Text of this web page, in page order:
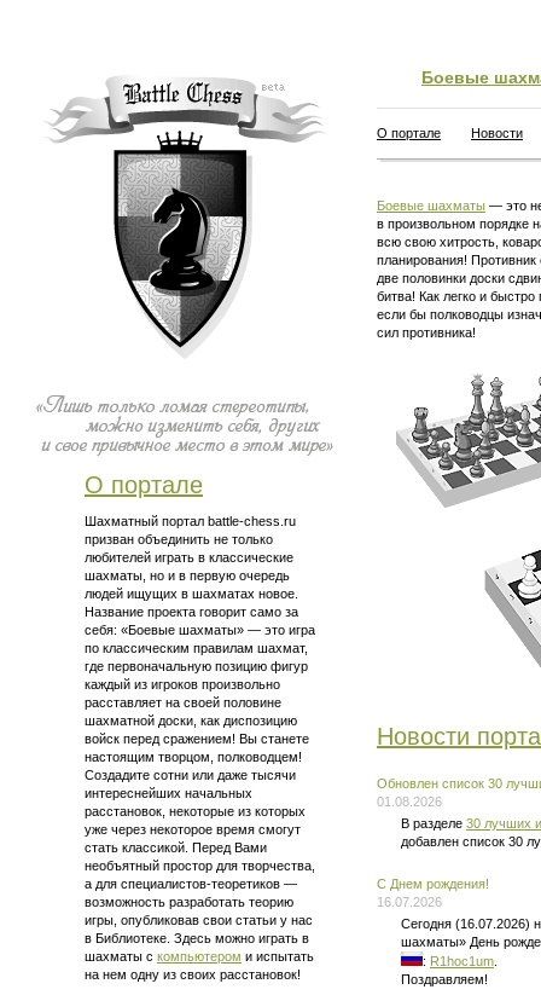
О портале
Шахматный портал battle-chess.ru
призван объединить не только
любителей играть в классические
шахматы, но и в первую очередь
людей ищущих в шахматах новое.
Название проекта говорит само за
себя: «Боевые шахматы» — это игра
по классическим правилам шахмат,
где первоначальную позицию фигур
каждый из игроков произвольно
расставляет на своей половине
шахматной доски, как диспозицию
войск перед сражением! Вы станете
настоящим творцом, полководцем!
Создадите сотни или даже тысячи
интереснейших начальных
расстановок, некоторые из которых
уже через некоторое время смогут
стать классикой. Перед Вами
необъятный простор для творчества,
а для специалистов-теоретиков —
возможность разработать теорию
игры, опубликовав свои статьи у нас
в Библиотеке. Здесь можно играть в
шахматы с компьютером и испытать
на нем одну из своих расстановок!
Боевые
О портале Новости
Боевые шахматы — это
в произвольном порядке
всю свою хитрость,
планирования!
две половинки доски
битва! Как легко и
если бы полководцы
сил противника!
Новости
Обновлен список 30
01.08.2026
В разделе 30 лучших
добавлен список 30
C Днем рождения!
16.07.2026
Сегодня (16.07.2026)
шахматы» День
: R1hoc1um
Поздравляем!